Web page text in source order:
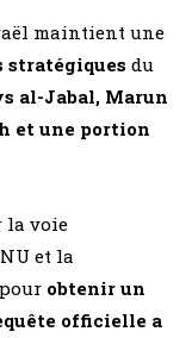
maintient une
stratégiques du
al-Jabal, Marun
et une portion
la voie
et la
obtenir un
officielle a